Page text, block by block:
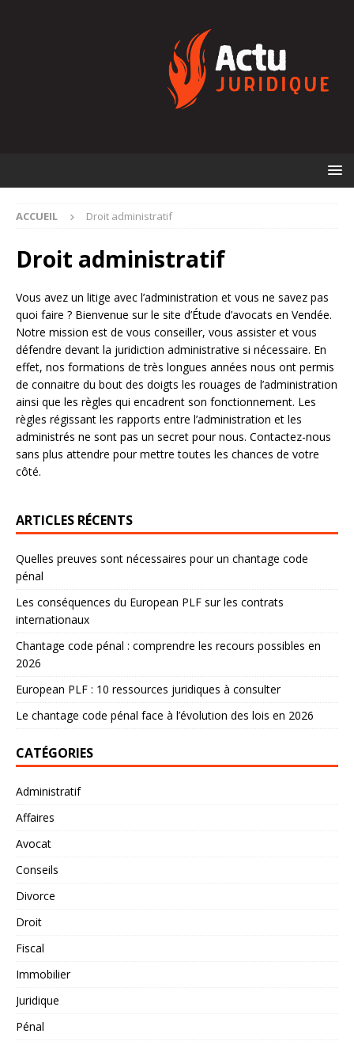
ACCUEIL Droit administratif
Droit administratif
Vous avez un litige avec l’administration et vous ne savez pas
quoi faire ? Bienvenue sur le site d’Étude d’avocats en Vendée.
Notre mission est de vous conseiller, vous assister et vous
défendre devant la juridiction administrative si nécessaire. En
effet, nos formations de très longues années nous ont permis
de connaitre du bout des doigts les rouages de l’administration
ainsi que les règles qui encadrent son fonctionnement. Les
règles régissant les rapports entre l’administration et les
administrés ne sont pas un secret pour nous. Contactez-nous
sans plus attendre pour mettre toutes les chances de votre
côté.
ARTICLES RÉCENTS
Quelles preuves sont nécessaires pour un chantage code
pénal
Les conséquences du European PLF sur les contrats
internationaux
Chantage code pénal : comprendre les recours possibles en
2026
European PLF : 10 ressources juridiques à consulter
Le chantage code pénal face à l’évolution des lois en 2026
CATÉGORIES
Administratif
Affaires
Avocat
Conseils
Divorce
Droit
Fiscal
Immobilier
Juridique
Pénal